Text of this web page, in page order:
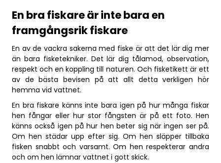
En bra fiskare är inte bara en
framgångsrik fiskare
En av de vackra sakerna med fiske är att det lär dig mer
än bara fisketekniker. Det lär dig tålamod, observation,
respekt och en koppling till naturen. Och fisketikett är ett
av de bästa bevisen på att allt detta verkligen hör
hemma vid vattnet.
En bra fiskare känns inte bara igen på hur många fiskar
hen fångar eller hur stor fångsten är på ett foto. Hen
känns också igen på hur hen beter sig när ingen ser på.
Om hen städar upp efter sig. Om hen släpper tillbaka
fisken snabbt och varsamt. Om hen respekterar andra
och om hen lämnar vattnet i gott skick.